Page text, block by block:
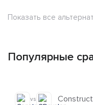
Показать все
Популярные
vs